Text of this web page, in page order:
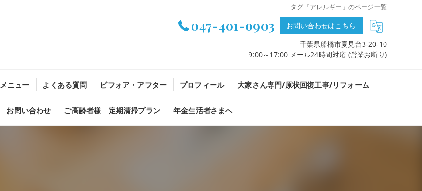
タグ『アレルギー』のページ一覧
047-401-0903 お問い合わせはこちら
千葉県船橋市夏見台3-20-10
9:00～17:00 メール24時間対応 (営業お断り)
メニュー よくある質問 ビフォア・アフター プロフィール 大家さん専門/原状回復工事/リフォーム
お問い合わせ ご高齢者様 定期清掃プラン 年金生活者さまへ